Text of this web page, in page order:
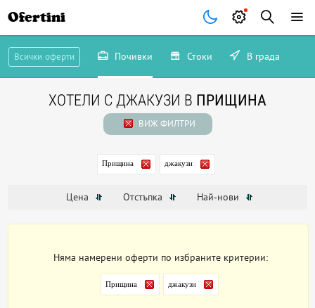
Ofertini
Всички оферти Почивки Стоки В града
ХОТЕЛИ С ДЖАКУЗИ В ПРИЩИНА
ВИЖ ФИЛТРИ
Прищина джакузи
Цена Отстъпка Най-нови
Няма намерени оферти по избраните критерии:
Прищина джакузи